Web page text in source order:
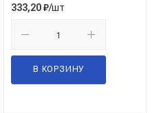
333,20₽/шт
В КОРЗИНУ